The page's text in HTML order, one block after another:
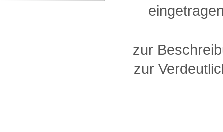
zur
zur